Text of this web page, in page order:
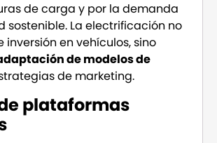
de carga y por la demanda
sostenible. La electrificación no
inversión en vehículos, sino
de modelos de
de marketing.
plataformas